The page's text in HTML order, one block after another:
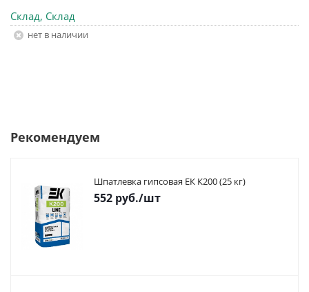
Склад, Склад
Нет в наличии
Рекомендуем
Шпатлевка гипсовая ЕК К200 (25 кг)
552 руб./шт